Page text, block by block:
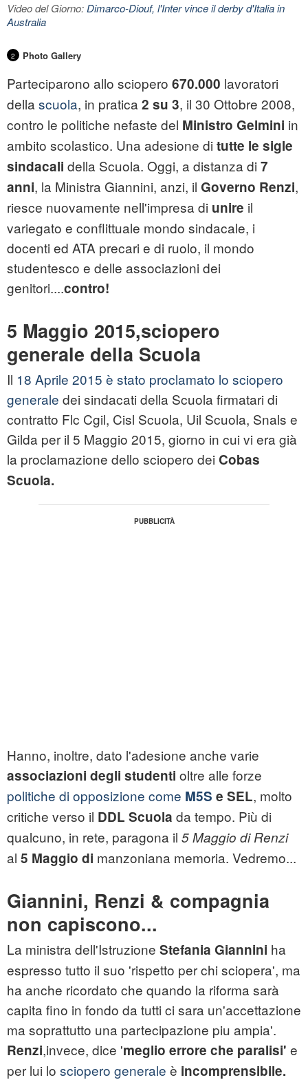
Video del Giorno:Dimarco-Diouf, l'Inter vince il derby d'Italia in
Australia
2 Photo Gallery
Parteciparono allo sciopero 670.000 lavoratori
della scuola, in pratica 2 su 3, il 30 Ottobre 2008,
contro le politiche nefaste del Ministro Gelmini in
ambito scolastico. Una adesione di tutte le sigle
sindacali della Scuola. Oggi, a distanza di 7
anni, la Ministra Giannini, anzi, il Governo Renzi,
riesce nuovamente nell'impresa di unire il
variegato e conflittuale mondo sindacale, i
docenti ed ATA precari e di ruolo, il mondo
studentesco e delle associazioni dei
genitori....contro!
5 Maggio 2015,sciopero
generale della Scuola
Il 18 Aprile 2015 è stato proclamato lo sciopero
generale dei sindacati della Scuola firmatari di
contratto Flc Cgil, Cisl Scuola, Uil Scuola, Snals e
Gilda per il 5 Maggio 2015, giorno in cui vi era già
la proclamazione dello sciopero dei Cobas
Scuola.
Hanno, inoltre, dato l'adesione anche varie
associazioni degli studenti oltre alle forze
politiche di opposizione come M5S e SEL, molto
critiche verso il DDL Scuola da tempo. Più di
qualcuno, in rete, paragona il 5 Maggio di Renzi
al 5 Maggio di manzoniana memoria. Vedremo...
Giannini, Renzi & compagnia
non capiscono...
La ministra dell'Istruzione Stefania Giannini ha
espresso tutto il suo 'rispetto per chi sciopera', ma
ha anche ricordato che quando la riforma sarà
capita fino in fondo da tutti ci sara un'accettazione
ma soprattutto una partecipazione piu ampia'.
Renzi,invece, dice 'meglio errore che paralisi' e
per lui lo sciopero generale è incomprensibile.